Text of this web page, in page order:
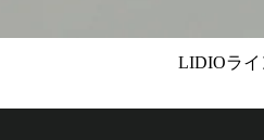
LIDIOライ